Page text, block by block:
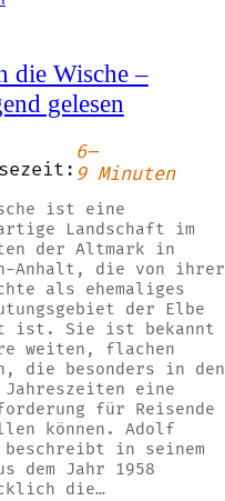
die Wische –
gelesen
6–
9 Minuten
ist eine
Landschaft im
der Altmark in
Anhalt, die von ihrer
als ehemaliges
der Elbe
ist. Sie ist bekannt
weiten, flachen
die besonders in den
Jahreszeiten eine
für Reisende
können. Adolf
beschreibt in seinem
dem Jahr 1958
die…